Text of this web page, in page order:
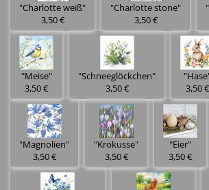
"Charlotte weiß"
3,50 €
"Charlotte stone"
3,50 €
"Meise"
3,50 €
"Schneeglöckchen"
3,50 €
3,50 €
"Magnolien"
3,50 €
"Krokusse"
3,50 €
"Eier"
3,50 €